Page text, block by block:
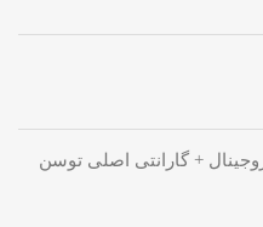
+ گارانتی اصلی توسن